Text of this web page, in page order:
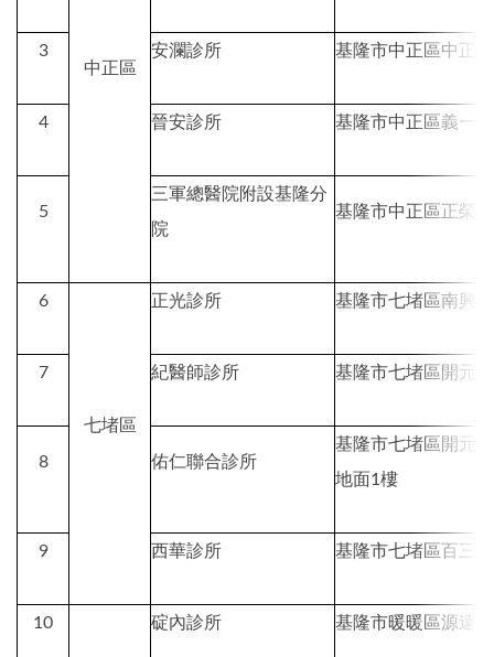
中正區
3 安瀾診所 基隆市中正區中正路
4 晉安診所 基隆市中正區義一路
5
三軍總醫院附設基隆分
院
基隆市中正區正榮街
6
七堵區
正光診所 基隆市七堵區南興
7 紀醫師診所 基隆市七堵區開元路
8 佑仁聯合診所
基隆市七堵區開元路
地面1樓
9 西華診所 基隆市七堵區百三街
10 碇內診所 基隆市暖暖區源遠路